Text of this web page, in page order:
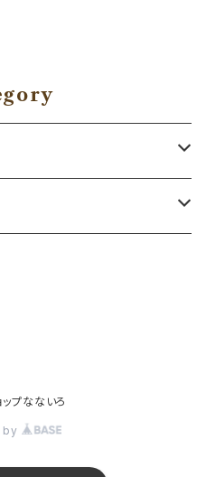
頃の感謝を込めて
親へ大切な友人へ
い命への贈り物
プなないろ
by